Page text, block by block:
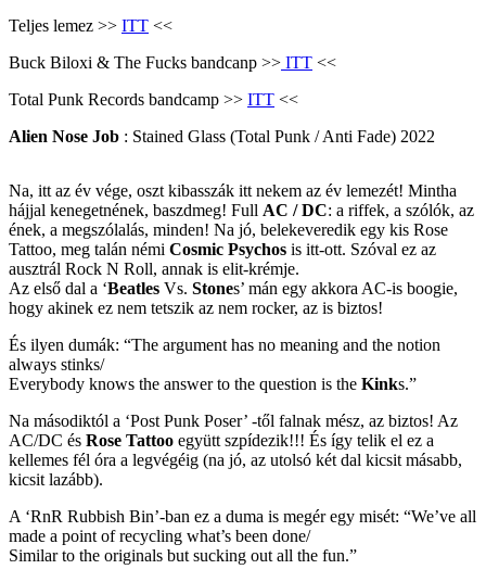
Teljes lemez >> ITT <<
Buck Biloxi & The Fucks bandcanp >> ITT <<
Total Punk Records bandcamp >> ITT <<
Alien Nose Job : Stained Glass (Total Punk / Anti Fade) 2022
Na, itt az év vége, oszt kibasszák itt nekem az év lemezét! Mintha
hájjal kenegetnének, baszdmeg! Full AC / DC: a riffek, a szólók, az
ének, a megszólalás, minden! Na jó, belekeveredik egy kis Rose
Tattoo, meg talán némi Cosmic Psychos is itt-ott. Szóval ez az
ausztrál Rock N Roll, annak is elit-krémje.
Az első dal a ‘Beatles Vs. Stones’ mán egy akkora AC-is boogie,
hogy akinek ez nem tetszik az nem rocker, az is biztos!
És ilyen dumák: “The argument has no meaning and the notion
always stinks/
Everybody knows the answer to the question is the Kinks.”
Na másodiktól a ‘Post Punk Poser’ -től falnak mész, az biztos! Az
AC/DC és Rose Tattoo együtt szpídezik!!! És így telik el ez a
kellemes fél óra a legvégéig (na jó, az utolsó két dal kicsit másabb,
kicsit lazább).
A ‘RnR Rubbish Bin’-ban ez a duma is megér egy misét: “We’ve all
made a point of recycling what’s been done/
Similar to the originals but sucking out all the fun.”